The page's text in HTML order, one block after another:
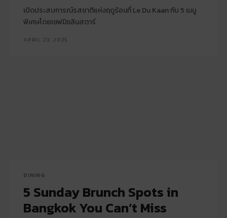
เปิดประสบการณ์รสชาติแห่งฤดูร้อนที่ Le Du Kaan กับ 5 เมนู
พิเศษโดยเชฟมิชลินสตาร์
APRIL 23, 2025
DINING
5 Sunday Brunch Spots in
Bangkok You Can’t Miss